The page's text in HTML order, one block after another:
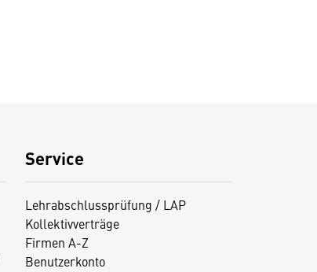
Service
Lehrabschlussprüfung / LAP
Kollektivverträge
Firmen A-Z
Benutzerkonto